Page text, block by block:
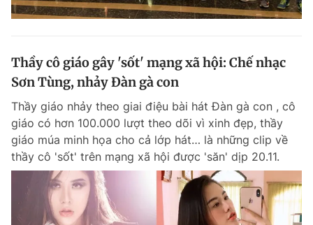
Thầy cô giáo gây 'sốt' mạng xã hội: Chế nhạc
Sơn Tùng, nhảy Đàn gà con
Thầy giáo nhảy theo giai điệu bài hát Đàn gà con , cô
giáo có hơn 100.000 lượt theo dõi vì xinh đẹp, thầy
giáo múa minh họa cho cả lớp hát… là những clip về
thầy cô 'sốt' trên mạng xã hội được 'săn' dịp 20.11.